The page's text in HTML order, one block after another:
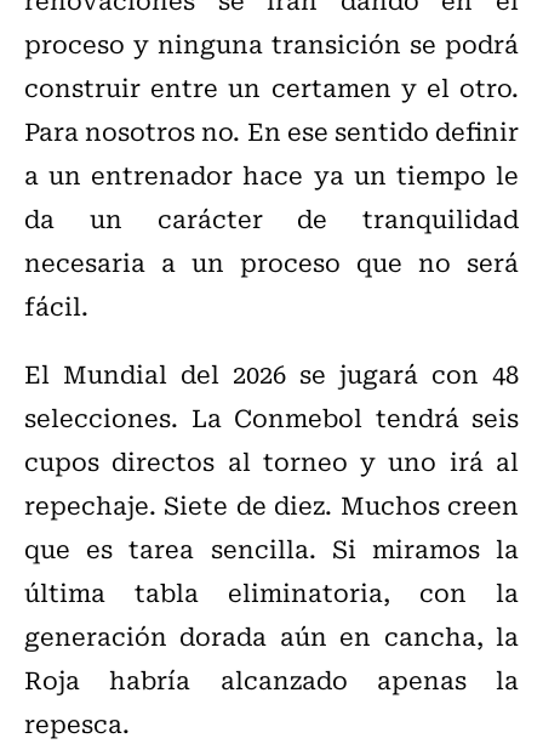
proceso y ninguna transición se podrá
construir entre un certamen y el otro.
Para nosotros no. En ese sentido definir
a un entrenador hace ya un tiempo le
da un carácter de tranquilidad
necesaria a un proceso que no será
fácil.
El Mundial del 2026 se jugará con 48
selecciones. La Conmebol tendrá seis
cupos directos al torneo y uno irá al
repechaje. Siete de diez. Muchos creen
que es tarea sencilla. Si miramos la
última tabla eliminatoria, con la
generación dorada aún en cancha, la
Roja habría alcanzado apenas la
repesca.